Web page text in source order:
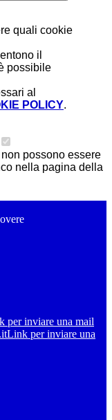
quali cookie
il
possibile
al
POLICY.
possono essere
nella pagina della
per inviare una mail
Link per inviare una